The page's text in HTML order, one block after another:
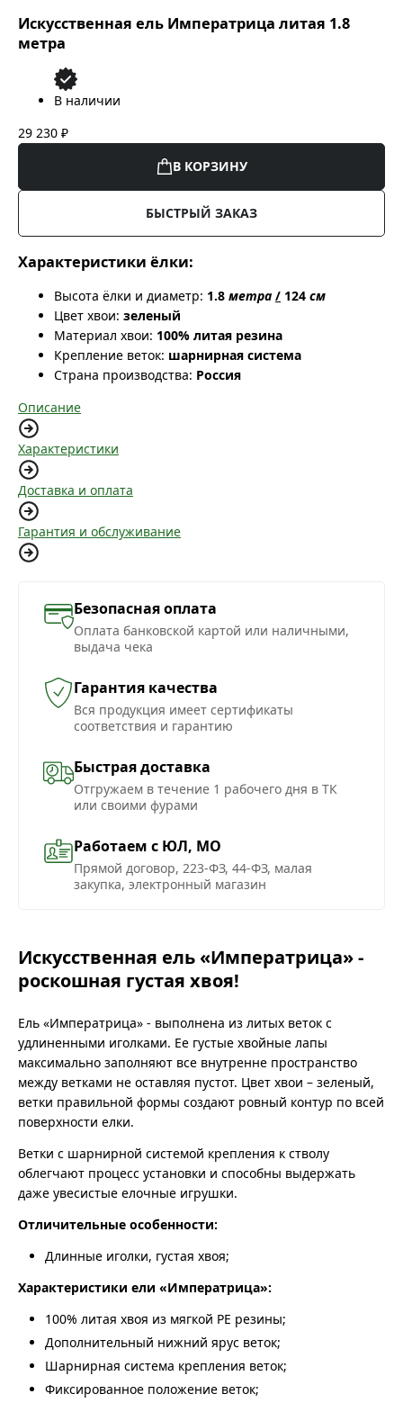
Искусственная ель Императрица литая 1.8
метра
В наличии
29 230 ₽
В КОРЗИНУ
БЫСТРЫЙ ЗАКАЗ
Характеристики ёлки:
Высота ёлки и диаметр: 1.8 метра / 124 см
Цвет хвои: зеленый
Материал хвои: 100% литая резина
Крепление веток: шарнирная система
Страна производства: Россия
Описание
Характеристики
Доставка и оплата
Гарантия и обслуживание
Безопасная оплата
Оплата банковской картой или наличными,
выдача чека
Гарантия качества
Вся продукция имеет сертификаты
соответствия и гарантию
Быстрая доставка
Отгружаем в течение 1 рабочего дня в ТК
или своими фурами
Работаем с ЮЛ, МО
Прямой договор, 223-ФЗ, 44-ФЗ, малая
закупка, электронный магазин
Искусственная ель «Императрица» -
роскошная густая хвоя!
Ель «Императрица» - выполнена из литых веток с
удлиненными иголками. Ее густые хвойные лапы
максимально заполняют все внутренне пространство
между ветками не оставляя пустот. Цвет хвои – зеленый,
ветки правильной формы создают ровный контур по всей
поверхности елки.
Ветки с шарнирной системой крепления к стволу
облегчают процесс установки и способны выдержать
даже увесистые елочные игрушки.
Отличительные особенности:
Длинные иголки, густая хвоя;
Характеристики ели «Императрица»:
100% литая хвоя из мягкой PE резины;
Дополнительный нижний ярус веток;
Шарнирная система крепления веток;
Фиксированное положение веток;